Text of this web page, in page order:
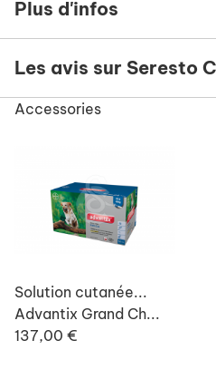
Plus d'infos
Les avis sur Seresto
Accessories
Solution cutanée...
Advantix Grand Ch...
137,00 €